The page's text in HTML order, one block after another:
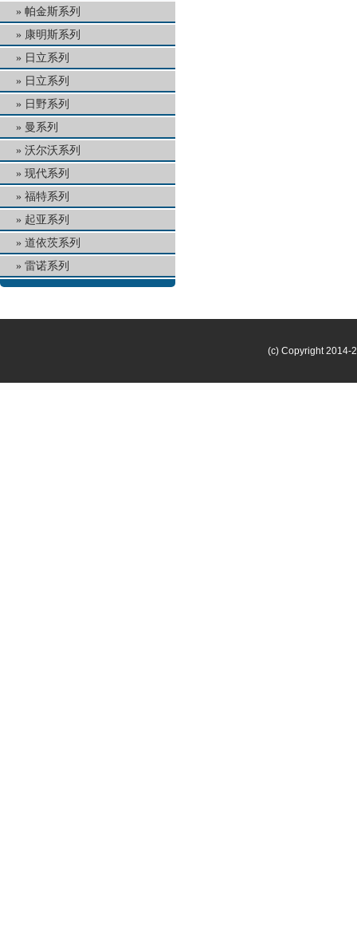
帕金斯系列
康明斯系列
日立系列
日立系列
日野系列
曼系列
沃尔沃系列
现代系列
福特系列
起亚系列
道依茨系列
雷诺系列
(c) Copyright 2014-